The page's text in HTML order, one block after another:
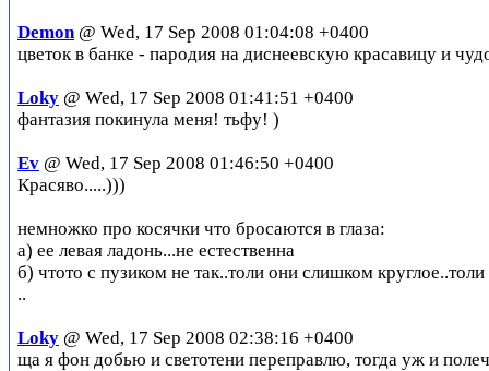
Demon @ Wed, 17 Sep 2008 01:04:08 +0400
цветок в банке - пародия на диснеевскую красавицу и
Loky @ Wed, 17 Sep 2008 01:41:51 +0400
фантазия покинула меня! тьфу! )
Ev @ Wed, 17 Sep 2008 01:46:50 +0400
Красяво.....)))
немножко про косячки что бросаются в глаза:
а) ее левая ладонь...не естественна
б) чтото с пузиком не так..толи они слишком
..
Loky @ Wed, 17 Sep 2008 02:38:16 +0400
ща я фон добью и светотени переправлю, тогда уж и